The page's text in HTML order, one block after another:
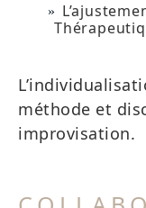
méthode et
improvisation.